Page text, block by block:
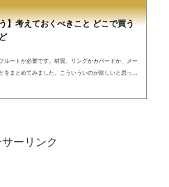
】考えておくべきこと どこで買う
ルートが必要です。材質、リングかカバードか、メー
をまとめてみました。こういういのが欲しいと思った
ーリンク